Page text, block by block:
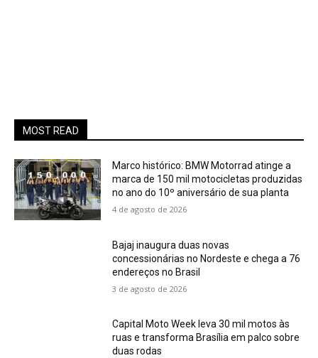
MOST READ
Marco histórico: BMW Motorrad atinge a
marca de 150 mil motocicletas produzidas
no ano do 10º aniversário de sua planta
4 de agosto de 2026
Bajaj inaugura duas novas
concessionárias no Nordeste e chega a 76
endereços no Brasil
3 de agosto de 2026
Capital Moto Week leva 30 mil motos às
ruas e transforma Brasília em palco sobre
duas rodas